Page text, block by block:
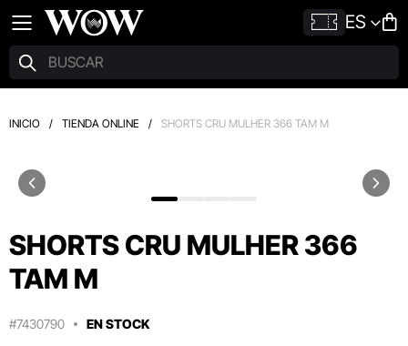
ES
INICIO / TIENDA ONLINE / SHORTS CRU MULHER 366 TAM M
SHORTS CRU MULHER 366
TAM M
#7430790 EN STOCK